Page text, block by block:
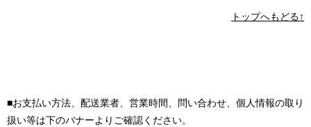
トップへもどる↑
■お支払い方法、配送業者、営業時間、問い合わせ、個人情報の取り
扱い等は下のバナーよりご確認ください。